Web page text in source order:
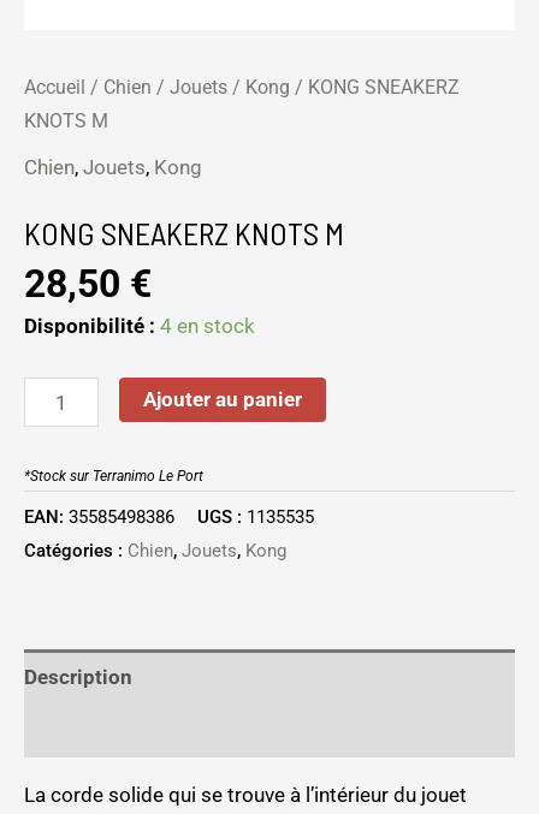
Accueil / Chien / Jouets / Kong / KONG SNEAKERZ
KNOTS M
Chien, Jouets, Kong
KONG SNEAKERZ KNOTS M
28,50 €
Disponibilité : 4 en stock
Ajouter au panier
*Stock sur Terranimo Le Port
EAN: 35585498386 UGS : 1135535
Catégories : Chien, Jouets, Kong
Description
La corde solide qui se trouve à l’intérieur du jouet